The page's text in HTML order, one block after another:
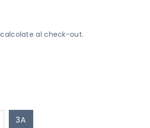
calcolate al check-out.
3A